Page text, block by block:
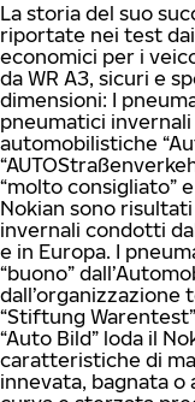
La storia del suo
riportate nei test
economici per i
da WR A3, sicuri e
dimensioni: I
pneumatici
automobilistiche
“molto consigliato”
Nokian sono
invernali condotti
e in Europa. I
“buono”
dall’organizzazione
“Stiftung
“Auto Bild” loda il
caratteristiche di
innevata, bagnata